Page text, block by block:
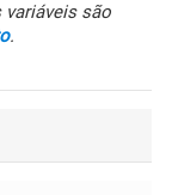
são
.